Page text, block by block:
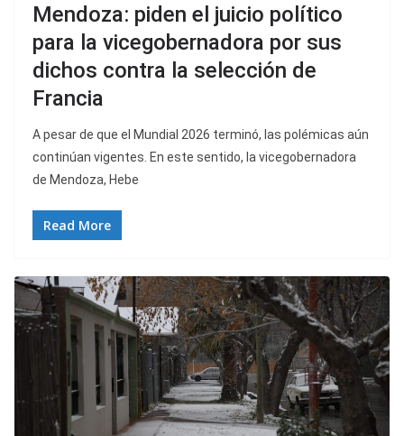
Mendoza: piden el juicio político
para la vicegobernadora por sus
dichos contra la selección de
Francia
A pesar de que el Mundial 2026 terminó, las polémicas aún
continúan vigentes. En este sentido, la vicegobernadora
de Mendoza, Hebe
Read More